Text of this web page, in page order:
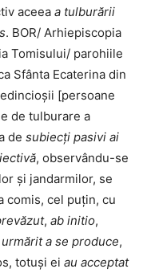
aceea a tulburării
. BOR/ Arhiepiscopia
Tomisului/ parohiile
Sfânta Ecaterina din
[persoane
de tulburare a
de subiecți pasivi ai
, observându-se
și jandarmilor, se
comis, cel puțin, cu
, ab initio,
a se produce,
totuși ei au acceptat